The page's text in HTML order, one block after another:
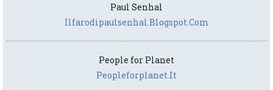
Paul Senhal
Ilfarodipaulsenhal.blogspot.com
People for Planet
Peopleforplanet.it